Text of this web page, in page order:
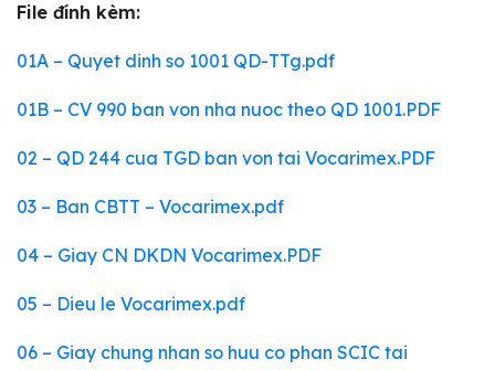
File đính kèm:
01A – Quyet dinh so 1001 QD-TTg.pdf
01B – CV 990 ban von nha nuoc theo QD 1001.PDF
02 – QD 244 cua TGD ban von tai Vocarimex.PDF
03 – Ban CBTT – Vocarimex.pdf
04 – Giay CN DKDN Vocarimex.PDF
05 – Dieu le Vocarimex.pdf
06 – Giay chung nhan so huu co phan SCIC tai